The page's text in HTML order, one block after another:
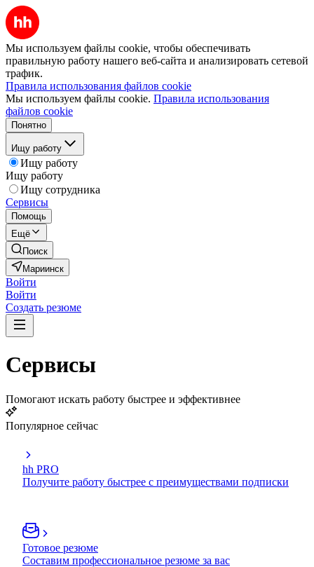
Мы используем файлы cookie, чтобы обеспечивать
правильную работу нашего веб-сайта и анализировать сетевой
трафик.
Правила использования файлов cookie
Мы используем файлы cookie. Правила использования
файлов cookie
Понятно
Ищу работу
Ищу работу
Ищу работу
Ищу сотрудника
Сервисы
Помощь
Ещё
Поиск
Мариинск
Войти
Войти
Создать резюме
Сервисы
Помогают искать работу быстрее и эффективнее
Популярное сейчас
hh PRO
Получите работу быстрее с преимуществами подписки
Готовое резюме
Составим профессиональное резюме за вас